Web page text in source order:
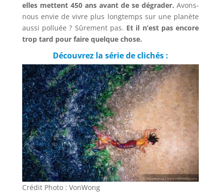
elles mettent 450 ans avant de se dégrader. Avons-
nous envie de vivre plus longtemps sur une planète
aussi polluée ? Sûrement pas. Et il n’est pas encore
trop tard pour faire quelque chose.
Découvrez la série de clichés :
Crédit Photo : VonWong